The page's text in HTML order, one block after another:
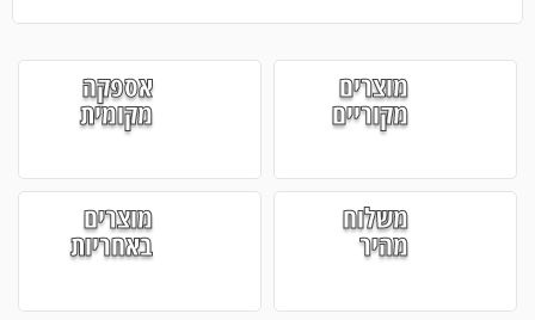
מוצרים
מקוריים
אספקה
מקומית
משלוח
מהיר
מוצרים
באחריות